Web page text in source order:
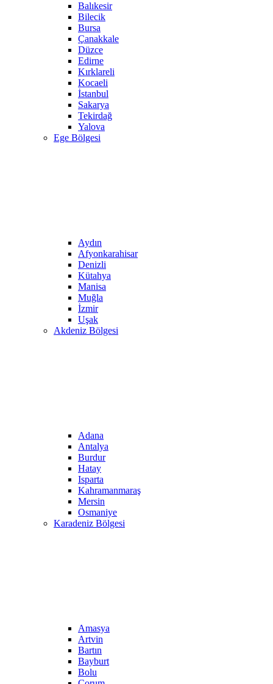
Balıkesir
Bilecik
Bursa
Çanakkale
Düzce
Edirne
Kırklareli
Kocaeli
İstanbul
Sakarya
Tekirdağ
Yalova
Ege Bölgesi
Aydın
Afyonkarahisar
Denizli
Kütahya
Manisa
Muğla
İzmir
Uşak
Akdeniz Bölgesi
Adana
Antalya
Burdur
Hatay
Isparta
Kahramanmaraş
Mersin
Osmaniye
Karadeniz Bölgesi
Amasya
Artvin
Bartın
Bayburt
Bolu